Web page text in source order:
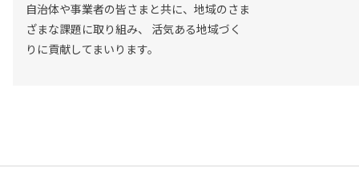
自治体や事業者の皆さまと共に、地域のさま
ざまな課題に取り組み、
活気ある地域づく
りに貢献してまいります。